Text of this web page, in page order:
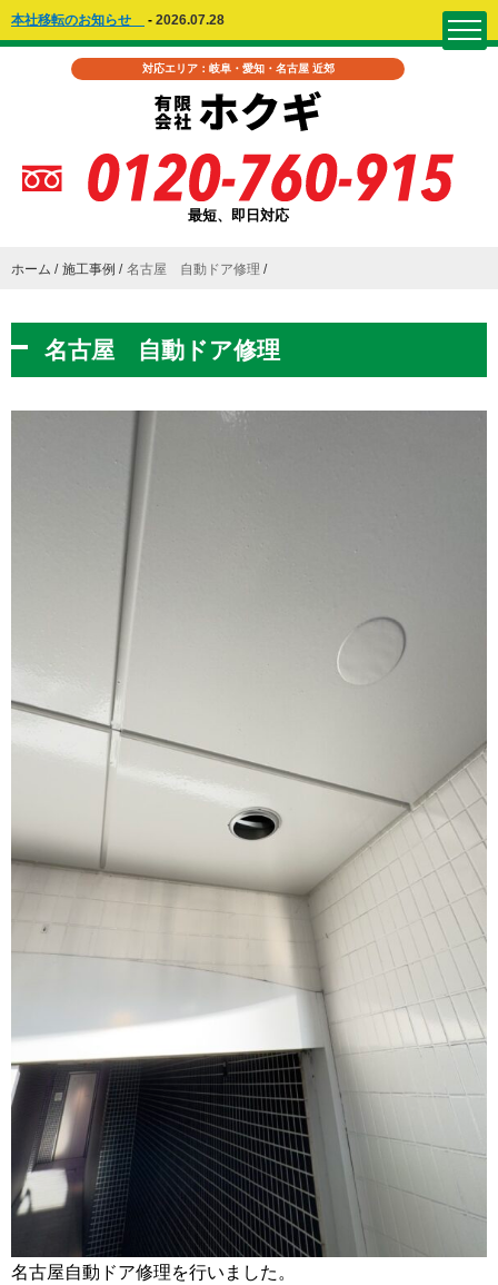
本社移転のお知らせ - 2026.07.28
対応エリア：岐阜・愛知・名古屋 近郊
最短、即日対応
ホーム 施工事例 名古屋 自動ドア修理
名古屋 自動ドア修理
名古屋自動ドア修理を行いました。